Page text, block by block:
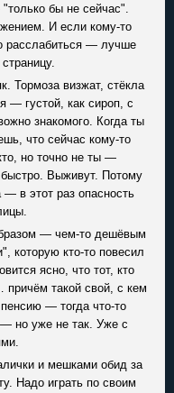
бы не сейчас".
И если кому-то
расслабиться — лучше
Тормоза визжат, стёкла
— густой, как сироп, с
знакомого. Когда ты
что сейчас кому-то
но точно не ты —
Выживут. Потому
в этот раз опасность
— чем-то дешёвым
которую кто-то повесил
ясно, что тот, кто
такой свой, с кем
— тогда что-то
но уже не так. Уже с
и мешками обид за
Надо играть по своим